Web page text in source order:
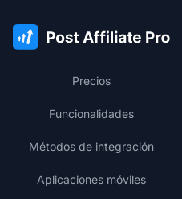
Precios
Funcionalidades
Métodos de integración
Aplicaciones móviles